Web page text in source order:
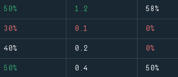
50% 1.2 58%
30% 0.1 0%
40% 0.2 0%
50% 0.4 50%